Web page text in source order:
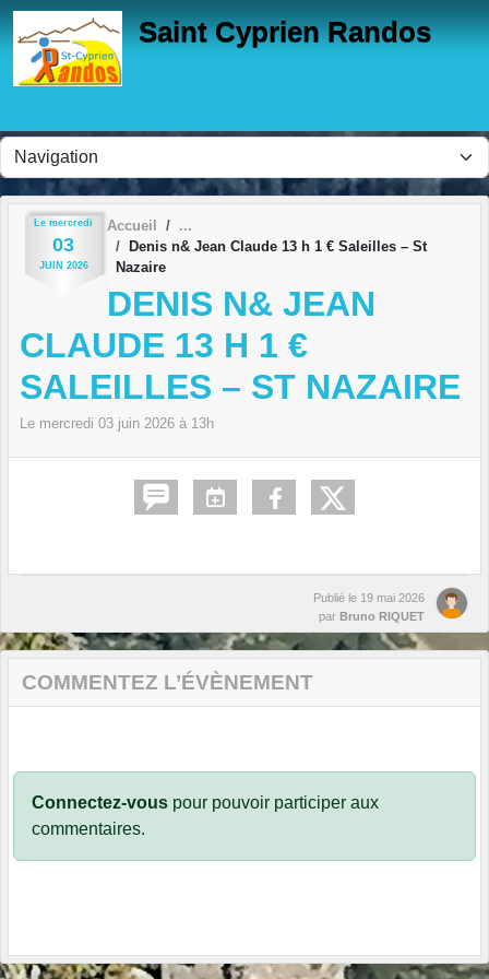
Saint Cyprien Randos
Le mercredi
03
JUIN 2026
Accueil
Denis n& Jean Claude 13 h 1 € Saleilles – St
Nazaire
DENIS N& JEAN
CLAUDE 13 H 1 €
SALEILLES – ST NAZAIRE
Le mercredi 03 juin 2026 à 13h
Publié le 19 mai 2026
par Bruno RIQUET
COMMENTEZ L’ÉVÈNEMENT
Connectez-vous pour pouvoir participer aux
commentaires.
Panneau de gestion des cookies